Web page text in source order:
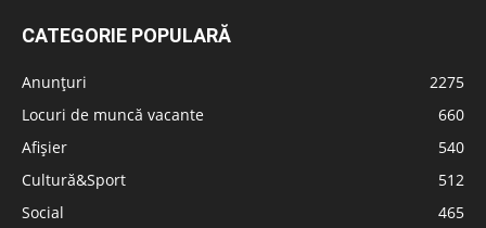
CATEGORIE POPULARĂ
Anunțuri
2275
Locuri de muncă vacante
660
Afișier
540
Cultură&Sport
512
Social
465